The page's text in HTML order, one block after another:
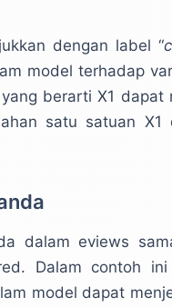
dengan label “
model terhadap
berarti X1 dapat
satu satuan X1
dalam eviews
Dalam contoh
model dapat